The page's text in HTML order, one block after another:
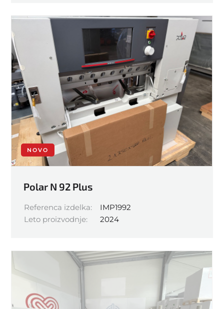
NOVO
Polar N 92 Plus
Referenca izdelka:
IMP1992
Leto proizvodnje:
2024